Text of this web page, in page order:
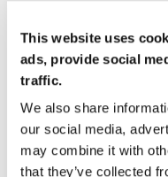
This website uses
ads, provide social
traffic.
We also share
our social media,
may combine it with
that they’ve collected
Progettazione
cloud, gruppi di
monitoraggio.
Preparazione
Preparare schemi,
delle applicazioni